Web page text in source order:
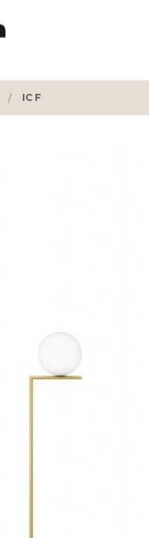
IC F